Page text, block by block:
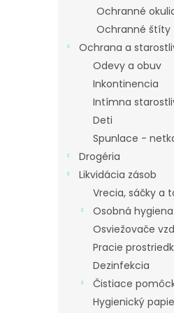
Ochranné
Ochranné štíty
Ochrana a
Odevy a obuv
Inkontinencia
Intímna
Deti
Spunlace -
Drogéria
Likvidácia zásob
Vrecia, sáčky a
Osobná hygiena
Osviežovače
Pracie
Dezinfekcia
Čistiace
Hygienický